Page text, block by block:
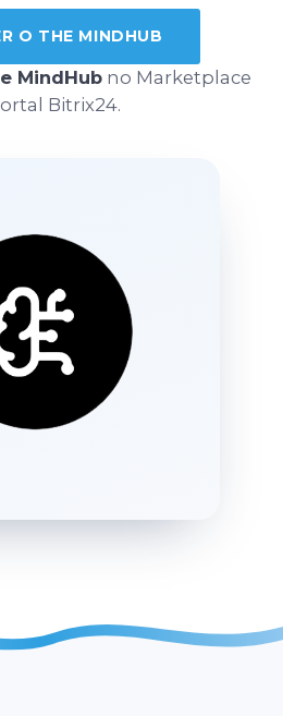
O THE MINDHUB
MindHub no Marketplace
Bitrix24.